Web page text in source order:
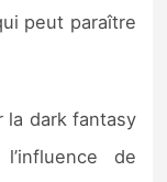
peut paraître
la dark fantasy
de